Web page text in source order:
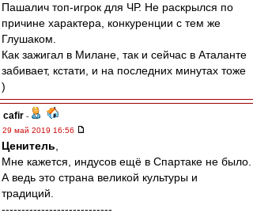
Пашалич топ-игрок для ЧР. Не раскрылся по
причине характера, конкуренции с тем же
Глушаком.
Как зажигал в Милане, так и сейчас в Аталанте
забивает, кстати, и на последних минутах тоже
)
cafir -
29 май 2019 16:56
Ценитель
Мне кажется, индусов ещё в Спартаке не было.
А ведь это страна великой культуры и
традиций.
----------------------------